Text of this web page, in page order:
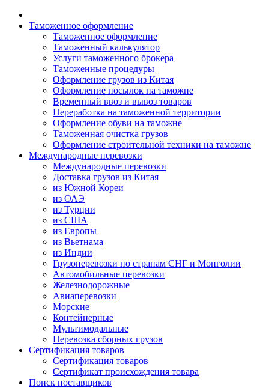
Таможенное оформление
Таможенное оформление
Таможенный калькулятор
Услуги таможенного брокера
Таможенные процедуры
Оформление грузов из Китая
Оформление посылок на таможне
Временный ввоз и вывоз товаров
Переработка на таможенной территории
Оформление обуви на таможне
Таможенная очистка грузов
Оформление строительной техники на таможне
Международные перевозки
Международные перевозки
Доставка грузов из Китая
из Южной Кореи
из ОАЭ
из Турции
из США
из Европы
из Вьетнама
из Индии
Грузоперевозки по странам СНГ и Монголии
Автомобильные перевозки
Железнодорожные
Авиаперевозки
Морские
Контейнерные
Мультимодальные
Перевозка сборных грузов
Сертификация товаров
Сертификация товаров
Сертификат происхождения товара
Поиск поставщиков